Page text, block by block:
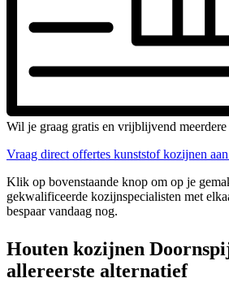
Wil je graag gratis en vrijblijvend
Vraag direct offertes kunststof kozijnen
Klik op bovenstaande knop om op je
gekwalificeerde kozijnspecialisten met
bespaar vandaag nog.
Houten kozijnen
allereerste alternatief